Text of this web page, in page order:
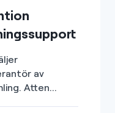
av
Atten...